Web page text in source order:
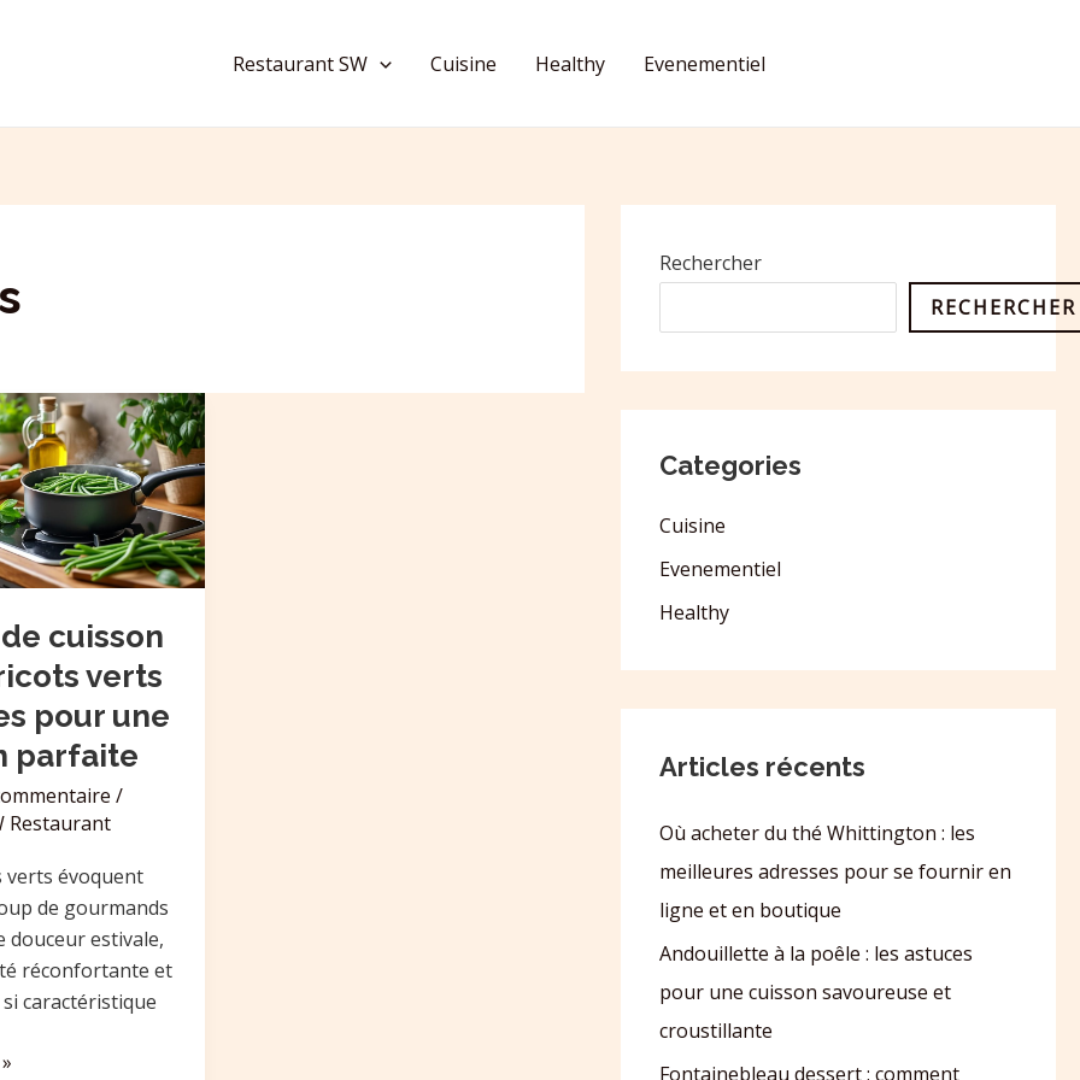
Restaurant SW Cuisine Healthy Evenementiel
cuisson
verts
pour une
parfaite
/
Restaurant
verts évoquent
de gourmands
douceur estivale,
réconfortante et
caractéristique
Rechercher
RECHERCHER
Categories
Cuisine
Evenementiel
Healthy
Articles récents
Où acheter du thé Whittington : les
meilleures adresses pour se fournir en
ligne et en boutique
Andouillette à la poêle : les astuces
pour une cuisson savoureuse et
croustillante
Fontainebleau dessert : comment